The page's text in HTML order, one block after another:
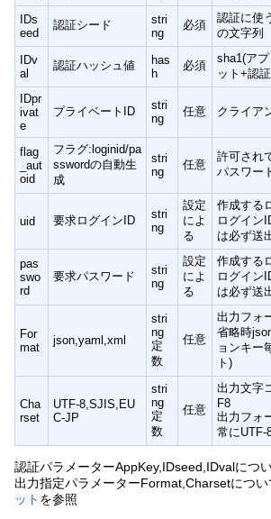
IDs
eed
認証シード
stri
ng
必須
認証に使
の文字列
IDv
al
認証ハッシュ値
has
h
必須
sha1(ア
ット+認
IDpr
ivat
e
プライベートID
stri
ng
任意 クライア
flag
_aut
oid
フラグ:loginid/pa
sswordの自動生
成
stri
ng
任意
許可され
パスワー
uid 要求ログインID
stri
ng
設定
によ
る
作成する
ログイン
は必ず送
pas
swo
rd
要求パスワード
stri
ng
設定
によ
る
作成する
ログイン
は必ず送
For
mat
json,yaml,xml
stri
ng
定
数
任意
出力フォ
省略時
ョンキー
ト)
Cha
rset
UTF-8,SJIS,EU
C-JP
stri
ng
定
数
任意
出力文字
F8
出力フォ
常にUTF-
認証パラメーターAppKey,IDseed,IDvalにつ
出力指定パラメーターFormat,Charsetについ
ット を参照